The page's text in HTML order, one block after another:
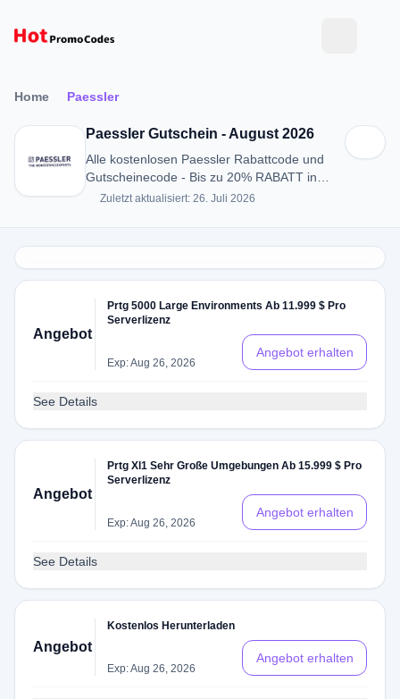
Home Paessler
Paessler Gutschein - August 2026
Alle kostenlosen Paessler Rabattcode und
Gutscheinecode - Bis zu 20% RABATT in
August 2026
Zuletzt aktualisiert: 26. Juli 2026
Angebot
Prtg 5000 Large Environments Ab 11.999 $ Pro
Serverlizenz
Exp: Aug 26, 2026
Angebot erhalten
See Details
Angebot
Prtg Xl1 Sehr Große Umgebungen Ab 15.999 $ Pro
Serverlizenz
Exp: Aug 26, 2026
Angebot erhalten
See Details
Angebot
Kostenlos Herunterladen
Exp: Aug 26, 2026
Angebot erhalten